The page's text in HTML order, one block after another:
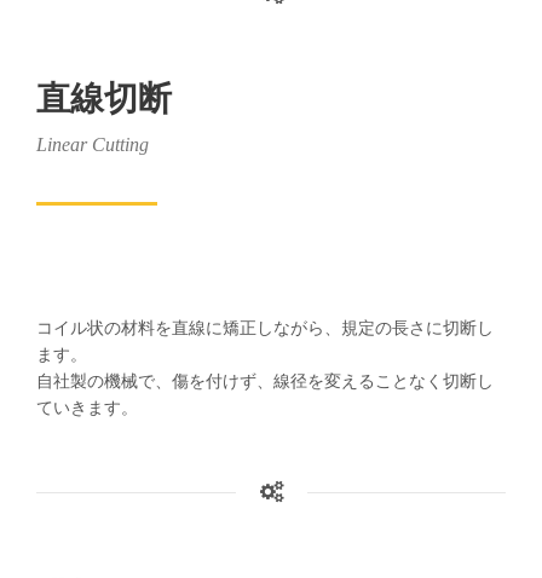
直線切断
Linear Cutting
コイル状の材料を直線に矯正しながら、規定の長さに切断し
ます。
自社製の機械で、傷を付けず、線径を変えることなく切断し
ていきます。